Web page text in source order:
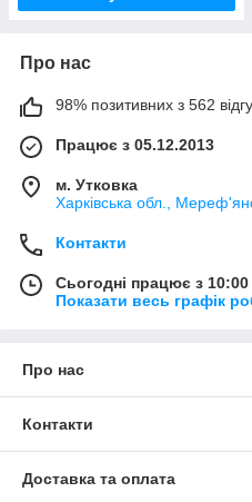
Про нас
98% позитивних з 562
Працює з 05.12.2013
м. Утковка
Харківська обл.,
Контакти
Сьогодні працює з
Показати весь графік
Про нас
Контакти
Доставка та оплата